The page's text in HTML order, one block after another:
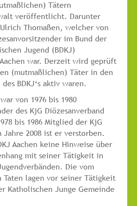
Tätern
veröffentlicht. Darunter
Thomaßen, welcher von
im Bund der
Jugend (BDKJ)
war. Derzeit wird geprüft
(mutmaßlichen) Täter in den
BDKJ‘s aktiv waren.
von 1976 bis 1980
des KjG Diözesanverband
bis 1986 Mitglied der KjG
Jahre 2008 ist er verstorben.
Aachen keine Hinweise über
mit seiner Tätigkeit in
Die vom
Taten lagen vor seiner Tätigkeit
Katholischen Junge Gemeinde